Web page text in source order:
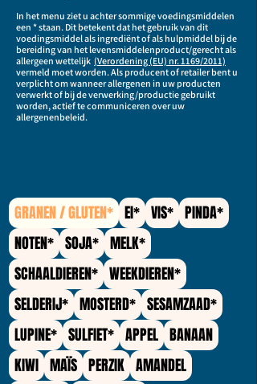
In het menu ziet u achter sommige voedingsmiddelen
een * staan. Dit betekent dat het gebruik van dit
voedingsmiddel als ingrediënt of als hulpmiddel bij de
bereiding van het levensmiddelenproduct/gerecht als
allergeen wettelijk (Verordening (EU) nr. 1169/2011)
vermeld moet worden. Als producent of retailer bent u
verplicht om wanneer allergenen in uw producten
verwerkt of bij de verwerking/productie gebruikt
worden, actief te communiceren over uw
allergenenbeleid.
GRANEN / GLUTEN* EI* VIS* PINDA*
NOTEN* SOJA* MELK*
SCHAALDIEREN* WEEKDIEREN*
SELDERIJ* MOSTERD* SESAMZAAD*
LUPINE* SULFIET* APPEL BANAAN
KIWI MAÏS PERZIK AMANDEL